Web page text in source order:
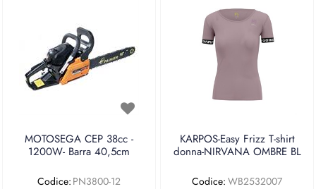
MOTOSEGA CEP 38cc -
1200W- Barra 40,5cm
Codice: PN3800-12
KARPOS-Easy Frizz T-shirt
donna-NIRVANA OMBRE BL
Codice: WB2532007